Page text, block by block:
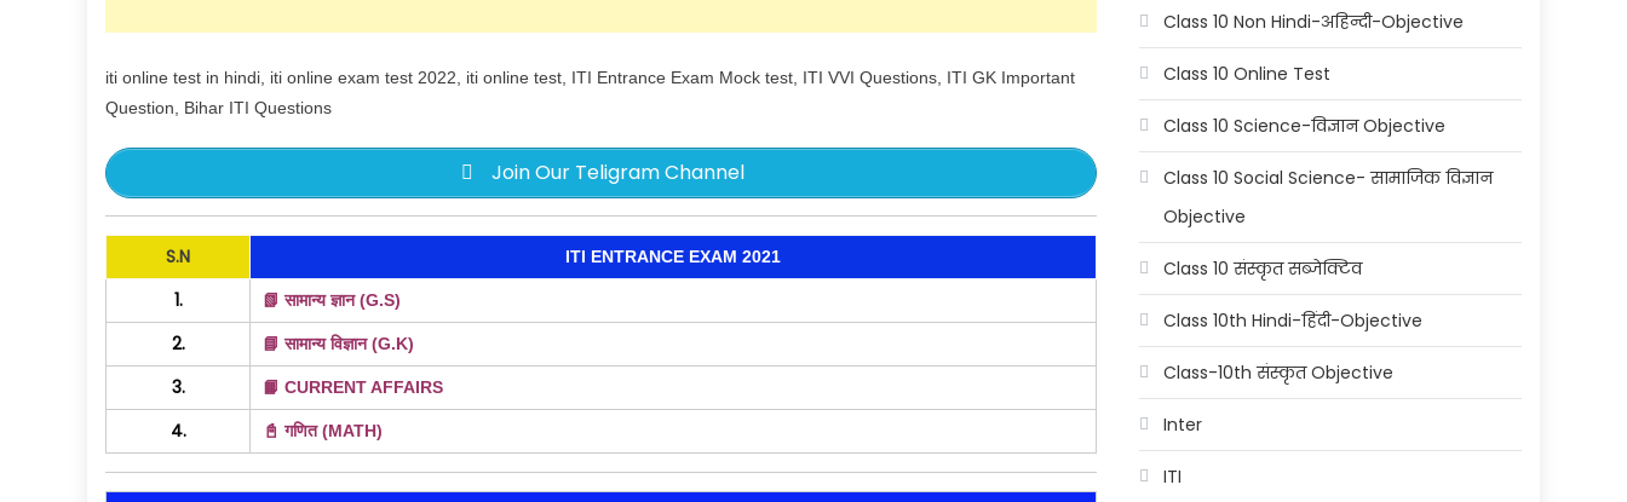
iti online test in hindi, iti online exam test 2022, iti online test, ITI Entrance Exam Mock test, ITI VVI Questions, ITI GK Important
Question, Bihar ITI Questions
Join Our Teligram Channel
S.N ITI ENTRANCE EXAM 2021
1. 📗 सामान्य ज्ञान (G.S)
2. 📘 सामान्य विज्ञान (G.K)
3. 📙 CURRENT AFFAIRS
4. 📓 गणित (MATH)
Class 10 Non Hindi-अहिन्दी-Objective
Class 10 Online Test
Class 10 Science-विज्ञान Objective
Class 10 Social Science- सामाजिक विज्ञान
Objective
Class 10 संस्कृत सब्जेक्टिव
Class 10th Hindi-हिंदी-Objective
Class-10th संस्कृत Objective
Inter
ITI